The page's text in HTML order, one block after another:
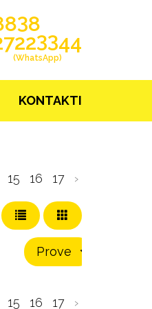
38
3344
(WhatsApp)
KONTAKTI
15 16 17 ›
Prove
15 16 17 ›